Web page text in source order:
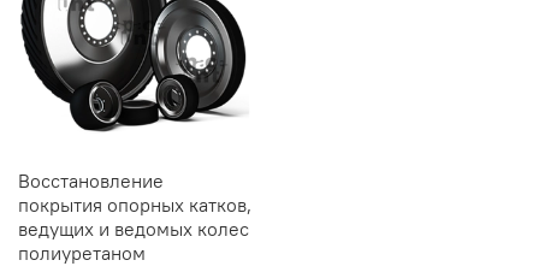
Восстановление
покрытия опорных катков,
ведущих и ведомых колес
полиуретаном